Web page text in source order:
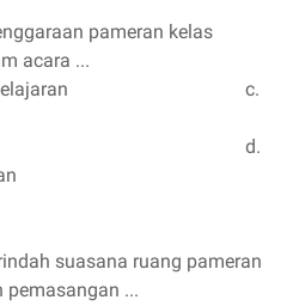
pameran kelas
acara ...
c.
d.
suasana ruang pameran
...